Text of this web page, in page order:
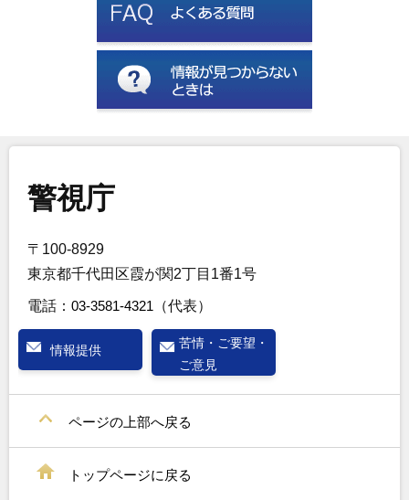
警視庁
〒100-8929
東京都千代田区霞が関2丁目1番1号
電話： 03-3581-4321 （代表）
情報提供
苦情・ご要望・
ご意見
ページの上部へ戻る
トップページに戻る